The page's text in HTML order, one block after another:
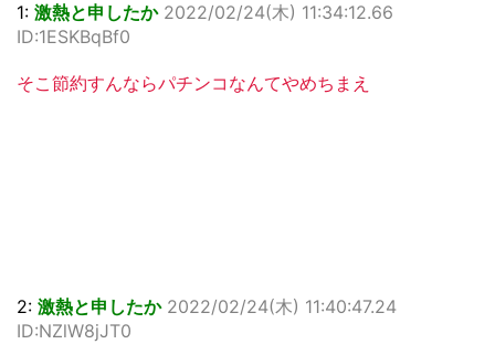
1: 激熱と申したか 2022/02/24(木) 11:34:12.66
ID:1ESKBqBf0
そこ節約すんならパチンコなんてやめちまえ
2: 激熱と申したか 2022/02/24(木) 11:40:47.24
ID:NZlW8jJT0